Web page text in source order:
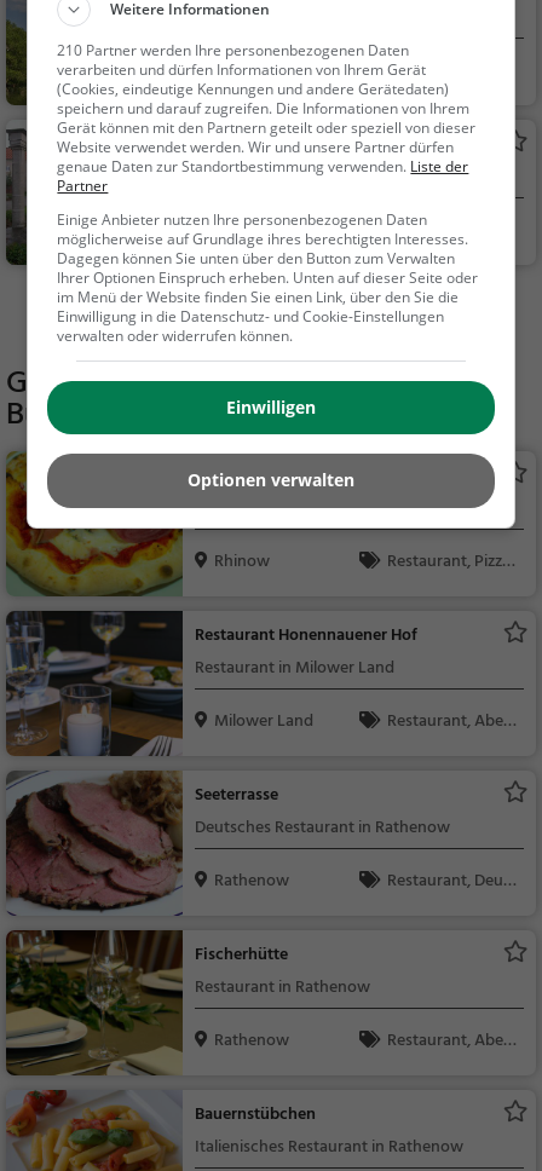
Leuchtturm in Rathenow
Rathenow
Familie & Kinder,
Natur, Sehenswürdig
keit
Optikpark
Park in Rathenow (Rathenow West)
Rathenow
Familie & Kinder,
Natur
Mehr Aktivitäten in Rhinow finden
Gaststätten in der Nähe von
Bürgerpark Stölln (BUGA 2015)
Adriano
Pizzeria in Rhinow
Rhinow
Restaurant, Pizza,
Restaurant Honennauener Hof
Restaurant in Milower Land
Milower Land
Restaurant, Aben
Seeterrasse
Deutsches Restaurant in Rathenow
Rathenow
Restaurant, Deuts
Fischerhütte
Restaurant in Rathenow
Rathenow
Restaurant, Aben
Bauernstübchen
Italienisches Restaurant in Rathenow
Weitere Informationen
210 Partner werden Ihre personenbezogenen Daten
verarbeiten und dürfen Informationen von Ihrem Gerät
(Cookies, eindeutige Kennungen und andere Gerätedaten)
speichern und darauf zugreifen. Die Informationen von Ihrem
Gerät können mit den Partnern geteilt oder speziell von dieser
Website verwendet werden. Wir und unsere Partner dürfen
genaue Daten zur Standortbestimmung verwenden. Liste der
Partner
Einige Anbieter nutzen Ihre personenbezogenen Daten
möglicherweise auf Grundlage ihres berechtigten Interesses.
Dagegen können Sie unten über den Button zum Verwalten
Ihrer Optionen Einspruch erheben. Unten auf dieser Seite oder
im Menü der Website finden Sie einen Link, über den Sie die
Einwilligung in die Datenschutz- und Cookie-Einstellungen
verwalten oder widerrufen können.
Einwilligen
Optionen verwalten